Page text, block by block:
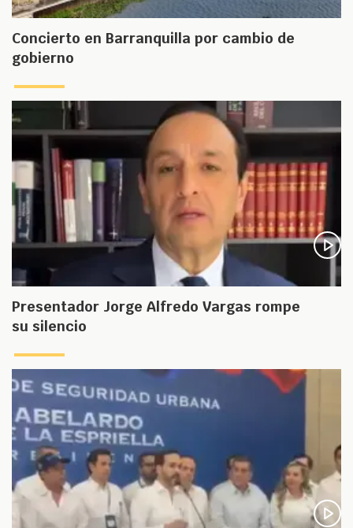
Concierto en Barranquilla por cambio de
gobierno
Presentador Jorge Alfredo Vargas rompe
su silencio